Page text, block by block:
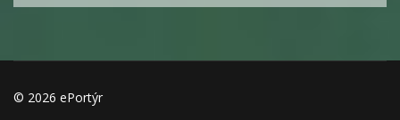
© 2026 ePortýr